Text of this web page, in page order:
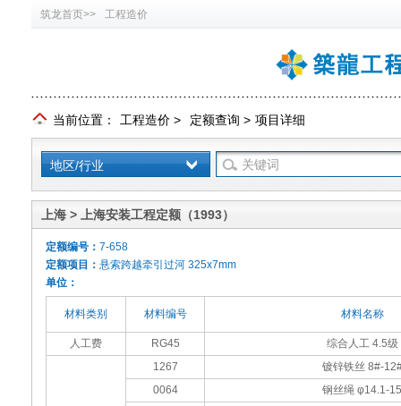
筑龙首页>> 工程造价
当前位置： 工程造价 > 定额查询 > 项目详细
地区/行业
上海 > 上海安装工程定额（1993）
定额编号： 7-658
定额项目： 悬索跨越牵引过河 325x7mm
单位：
材料类别 材料编号 材料名称
人工费 RG45 综合人工 4.5级
1267
镀锌铁丝 8#-
0064
钢丝绳 φ14.1-15